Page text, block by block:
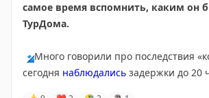
самое время вспомнить, каким он
ТурДома.
🔹Много говорили про последствия
сегодня наблюдались задержки до 20